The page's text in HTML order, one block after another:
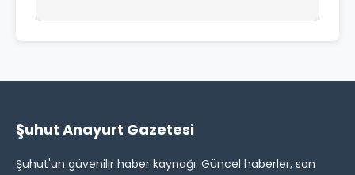
Şuhut Anayurt Gazetesi
Şuhut'un güvenilir haber kaynağı. Güncel haberler, son